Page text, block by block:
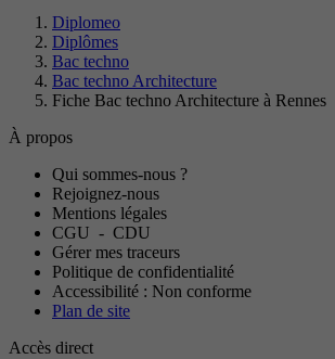
Diplomeo
Diplômes
Bac techno
Bac techno Architecture
Fiche Bac techno Architecture à Rennes
À propos
Qui sommes-nous ?
Rejoignez-nous
Mentions légales
CGU - CDU
Gérer mes traceurs
Politique de confidentialité
Accessibilité : Non conforme
Plan de site
Accès direct